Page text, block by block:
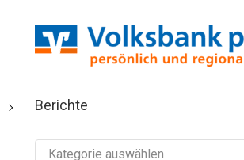
Berichte
Berichte